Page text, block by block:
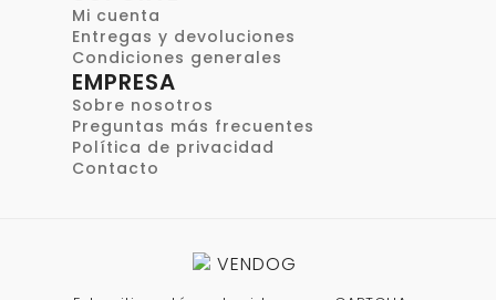
Mi cuenta
Entregas y devoluciones
Condiciones generales
EMPRESA
Sobre nosotros
Preguntas más frecuentes
Política de privacidad
Contacto